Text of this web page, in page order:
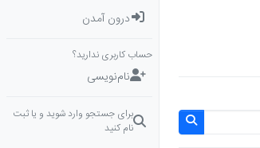
درون آمدن
حساب کاربری ندارید؟
نام‌نویسی
برای جستجو وارد شوید و یا ثبت
نام کنید